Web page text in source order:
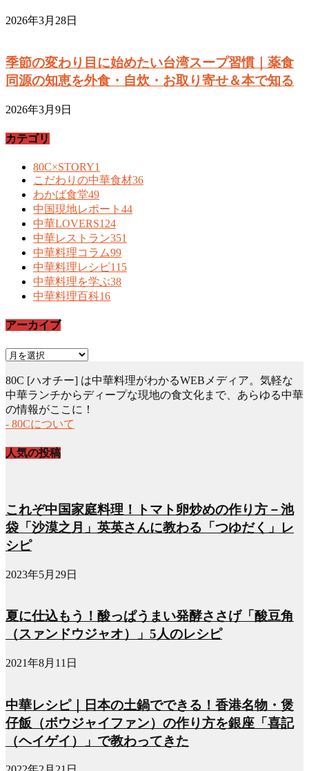
2026年3月28日
季節の変わり目に始めたい台湾スープ習慣｜薬食
同源の知恵を外食・自炊・お取り寄せ＆本で知る
2026年3月9日
カテゴリ
80C×STORY1
こだわりの中華食材36
わかば食堂49
中国現地レポート 44
中華LOVERS124
中華レストラン351
中華料理コラム99
中華料理レシピ115
中華料理を学ぶ38
中華料理百科16
アーカイブ
ア
カ
イ
ブ
80C [ハオチー] は中華料理がわかるWEBメディア。気軽な
中華ランチからディープな現地の食文化まで、あらゆる中華
の情報がここに！
- 80Cについて
人気の投稿
これぞ中国家庭料理！トマト卵炒めの作り方－池
袋「沙漠之月」英英さんに教わる「つゆだく」レ
シピ
2023年5月29日
夏に仕込もう！酸っぱうまい発酵ささげ「酸豆角
（スァンドウジャオ）」5人のレシピ
2021年8月11日
中華レシピ｜日本の土鍋でできる！香港名物・煲
仔飯（ボウジャイファン）の作り方を銀座「喜記
（ヘイゲイ）」で教わってきた